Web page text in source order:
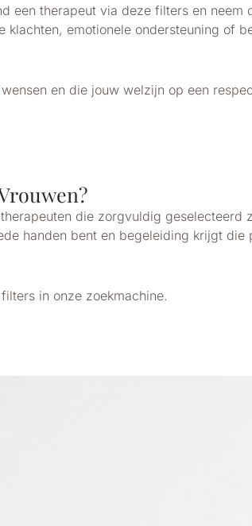
een therapeut via deze filters en
emotionele ondersteuning of
en die jouw welzijn op een
die zorgvuldig geselecteerd
handen bent en begeleiding krijgt
in onze zoekmachine.